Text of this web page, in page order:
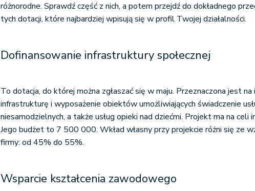
różnorodne. Sprawdź część z nich, a potem przejdź do dokładnego
tych dotacji, które najbardziej wpisują się w profil Twojej działalności.
Dofinansowanie infrastruktury społecznej
To dotacja, do której można zgłaszać się w maju. Przeznaczona jest
infrastrukturę i wyposażenie obiektów umożliwiających świadczenie
niesamodzielnych, a także usług opieki nad dziećmi. Projekt ma na celi
Jego budżet to 7 500 000. Wkład własny przy projekcie różni się ze
firmy: od 45% do 55%.
Wsparcie kształcenia zawodowego